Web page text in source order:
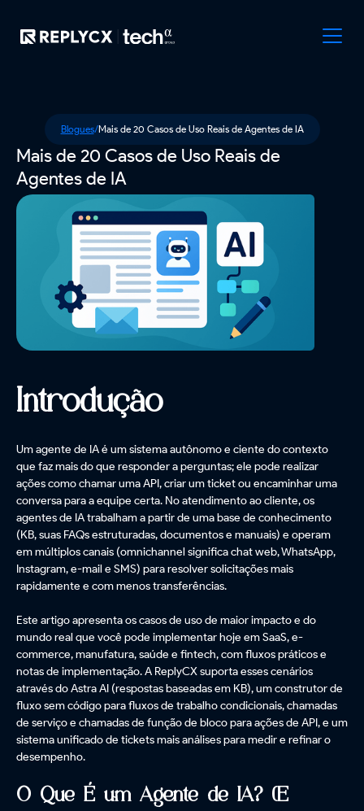
Blogues/Mais de 20 Casos de Uso Reais de Agentes de IA
Mais de 20 Casos de Uso Reais de
Agentes de IA
Introdução
Um agente de IA é um sistema autônomo e ciente do contexto
que faz mais do que responder a perguntas; ele pode realizar
ações como chamar uma API, criar um ticket ou encaminhar uma
conversa para a equipe certa. No atendimento ao cliente, os
agentes de IA trabalham a partir de uma base de conhecimento
(KB, suas FAQs estruturadas, documentos e manuais) e operam
em múltiplos canais (omnichannel significa chat web, WhatsApp,
Instagram, e-mail e SMS) para resolver solicitações mais
rapidamente e com menos transferências.
Este artigo apresenta os casos de uso de maior impacto e do
mundo real que você pode implementar hoje em SaaS, e-
commerce, manufatura, saúde e fintech, com fluxos práticos e
notas de implementação. A ReplyCX suporta esses cenários
através do Astra AI (respostas baseadas em KB), um construtor de
fluxo sem código para fluxos de trabalho condicionais, chamadas
de serviço e chamadas de função de bloco para ações de API, e um
sistema unificado de tickets mais análises para medir e refinar o
desempenho.
O Que É um Agente de IA? (E